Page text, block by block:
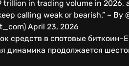
in trading volume in 2026,
calling weak or bearish.” –
April 23, 2026
средств в спотовые биткоин-
динамика продолжается